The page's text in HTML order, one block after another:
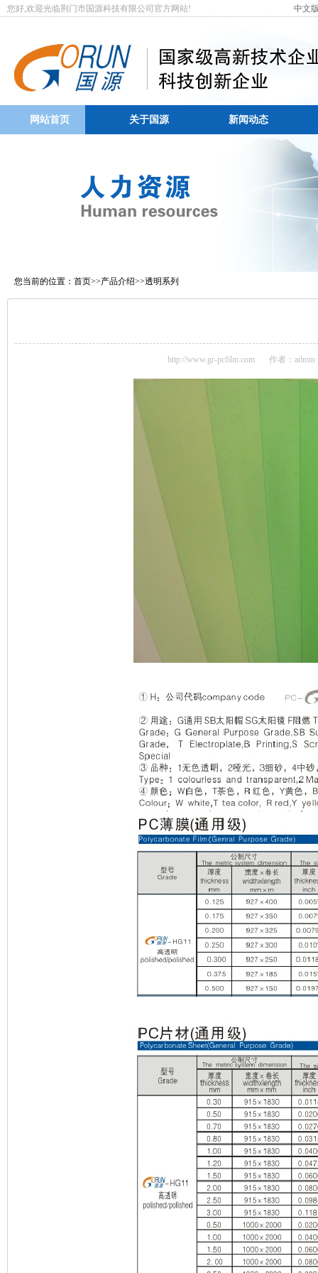
您好,欢迎光临荆门市国源科技有限公司官方网站! ·中文
网站首页 关于国源 新闻动态
您当前的位置： 首页>>产品介绍>>透明系列
http://www.gr-pcfilm.com 作者：admin